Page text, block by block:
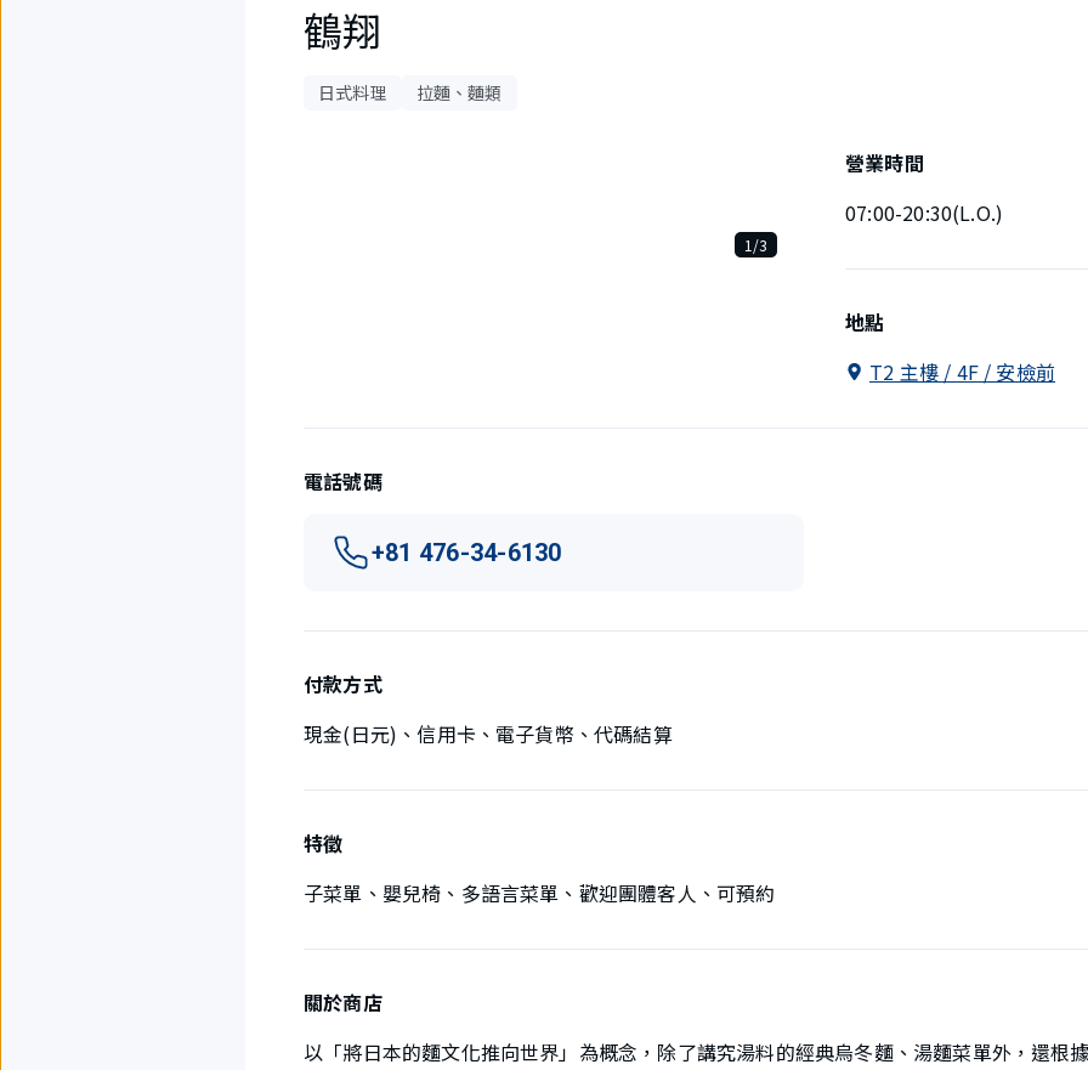
鶴翔
日式料理 拉麵、麵類
1
1/3
營業時間
07:00-20:30(L.O.)
地點
T2 主樓 / 4F / 安檢前
電話號碼
+81 476-34-6130
付款方式
現金(日元)、信用卡、電子貨幣、代碼結算
特徵
子菜單、嬰兒椅、多語言菜單、歡迎團體客人、可預約
關於商店
以「將日本的麵文化推向世界」為概念，除了講究湯料的經典烏冬麵、湯麵菜單外，還根